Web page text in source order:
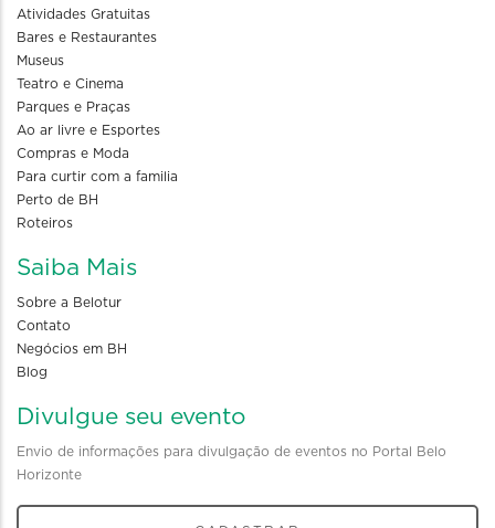
Atividades Gratuitas
Bares e Restaurantes
Museus
Teatro e Cinema
Parques e Praças
Ao ar livre e Esportes
Compras e Moda
Para curtir com a familia
Perto de BH
Roteiros
Saiba Mais
Sobre a Belotur
Contato
Negócios em BH
Blog
Divulgue seu evento
Envio de informações para divulgação de eventos no Portal Belo
Horizonte